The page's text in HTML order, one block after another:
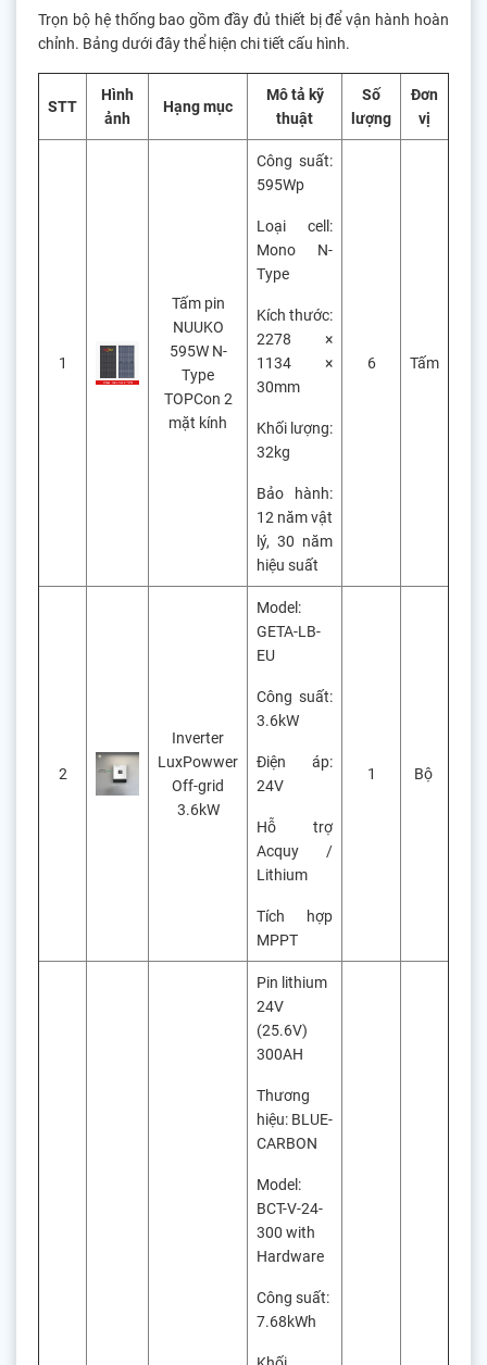
Trọn bộ hệ thống bao gồm đầy đủ thiết bị để vận hành hoàn
chỉnh. Bảng dưới đây thể hiện chi tiết cấu hình.
STT
Hình
ảnh
Hạng mục
Mô tả kỹ
thuật
Số
lượng
Đơn
vị
1
Tấm pin
NUUKO
595W N-
Type
TOPCon 2
mặt kính
Công suất:
595Wp
Loại cell:
Mono N-
Type
Kích thước:
2278 ×
1134 ×
30mm
Khối lượng:
32kg
Bảo hành:
12 năm vật
lý, 30 năm
hiệu suất
6 Tấm
2
Inverter
LuxPowwer
Off-grid
3.6kW
Model:
GETA-LB-
EU
Công suất:
3.6kW
Điện áp:
24V
Hỗ trợ
Acquy /
Lithium
Tích hợp
MPPT
1 Bộ
Pin lithium
24V
(25.6V)
300AH
Thương
hiệu: BLUE-
CARBON
Model:
BCT-V-24-
300 with
Hardware
Công suất:
7.68kWh